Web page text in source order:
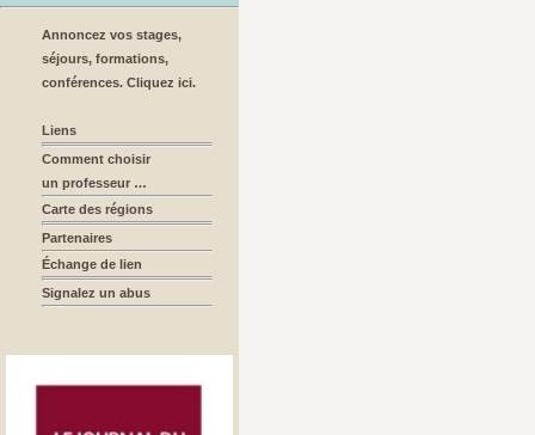
Annoncez vos stages,
séjours, formations,
conférences. Cliquez ici.
Liens
Comment choisir
un professeur …
Carte des régions
Partenaires
Échange de lien
Signalez un abus